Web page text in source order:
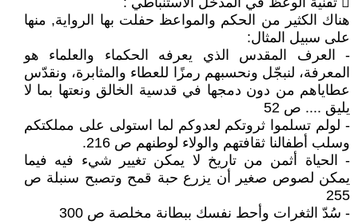
هناك الكثير من الحكم والمواعظ حفلت بها الرواية, منها
على سبيل المثال:
- العرف المقدس الذي يعرفه الحكماء والعلماء هو
المعرفة، لنبجّل ونحسبهم رمزًا للعطاء والمثابرة، ونقدّس
عطاياهم من دون دمجها في قدسية الخالق ونعتها بما لا
يليق .... ص 52
- لولم تسلموا ثروتكم لعدوكم لما استولى على مملكتكم
وسلب أطفالنا ثقافتهم والولاء لوطنهم ص 216.
- الحياة أثمن من تاريخ لا يمكن تغيير شيء فيه فيما
يمكن لصوص صغير أن يزرع حبة قمح وتصبح سنبلة ص
255
- سُدّ الثغرات وأحط نفسك ببطانة مخلصة ص 300